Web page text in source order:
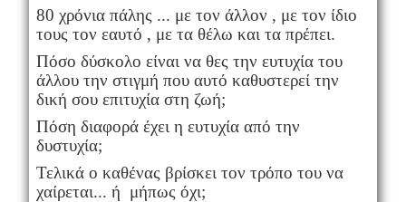
80 χρόνια πάλης ... με τον άλλον , με τον ίδιο
τους τον εαυτό , με τα θέλω και τα πρέπει.
Πόσο δύσκολο είναι να θες την ευτυχία του
άλλου την στιγμή που αυτό καθυστερεί την
δική σου επιτυχία στη ζωή;
Πόση διαφορά έχει η ευτυχία από την
δυστυχία;
Τελικά ο καθένας βρίσκει τον τρόπο του να
χαίρεται... ή μήπως όχι;